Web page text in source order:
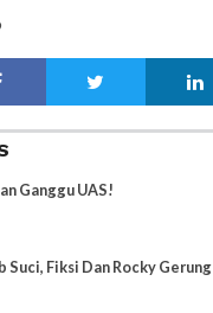
Ganggu UAS!
Suci, Fiksi Dan Rocky Gerung